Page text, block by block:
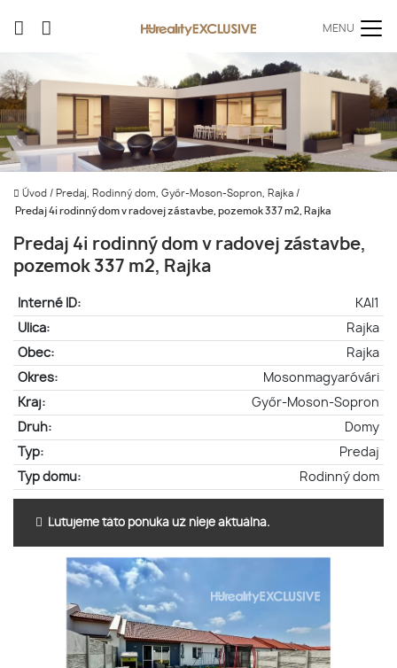
MENU
Úvod / Predaj, Rodinný dom, Győr-Moson-Sopron, Rajka /
Predaj 4i rodinný dom v radovej zástavbe, pozemok 337 m2, Rajka
Predaj 4i rodinný dom v radovej zástavbe,
pozemok 337 m2, Rajka
Interné ID:
KAI1
Ulica:
Rajka
Obec:
Rajka
Okres:
Mosonmagyaróvári
Kraj:
Győr-Moson-Sopron
Druh:
Domy
Typ:
Predaj
Typ domu:
Rodinný dom
Ľutujeme táto ponuka už nieje aktuálna.